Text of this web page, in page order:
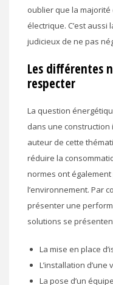
oublier que la majorité
électrique. C’est
judicieux de ne pas
Les différentes
respecter
La question
dans une construction
auteur de cette
réduire la
normes ont
l’environnement. Par
présenter une
solutions se
La mise en place
L’installation d’une
La pose d’un